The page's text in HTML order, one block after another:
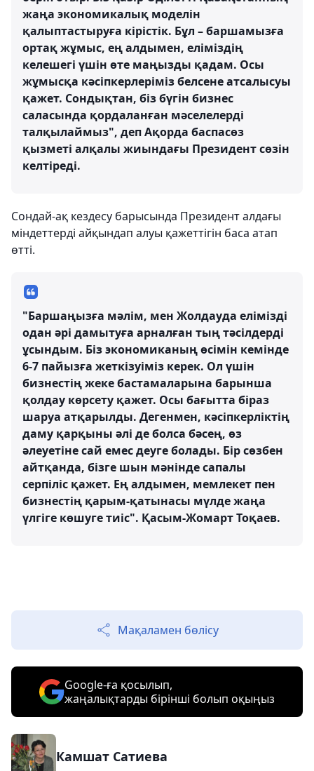
жаңа экономикалық моделін
қалыптастыруға кірістік. Бұл – баршамызға
ортақ жұмыс, ең алдымен, еліміздің
келешегі үшін өте маңызды қадам. Осы
жұмысқа кәсіпкерлеріміз белсене атсалысуы
қажет. Сондықтан, біз бүгін бизнес
саласында қордаланған мәселелерді
талқылаймыз", деп Ақорда баспасөз
қызметі алқалы жиындағы Президент сөзін
келтіреді.
Сондай-ақ кездесу барысында Президент алдағы
міндеттерді айқындап алуы қажеттігін баса атап
өтті.
"Баршаңызға мәлім, мен Жолдауда елімізді
одан әрі дамытуға арналған тың тәсілдерді
ұсындым. Біз экономиканың өсімін кемінде
6-7 пайызға жеткізуіміз керек. Ол үшін
бизнестің жеке бастамаларына барынша
қолдау көрсету қажет. Осы бағытта біраз
шаруа атқарылды. Дегенмен, кәсіпкерліктің
даму қарқыны әлі де болса бәсең, өз
әлеуетіне сай емес деуге болады. Бір сөзбен
айтқанда, бізге шын мәнінде сапалы
серпіліс қажет. Ең алдымен, мемлекет пен
бизнестің қарым-қатынасы мүлде жаңа
үлгіге көшуге тиіс". Қасым-Жомарт Тоқаев.
Мақаламен бөлісу
Google-ға қосылып,
жаңалықтарды бірінші болып оқыңыз
Камшат Сатиева